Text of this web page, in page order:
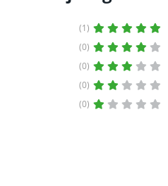
(1)
(0)
(0)
(0)
(0)